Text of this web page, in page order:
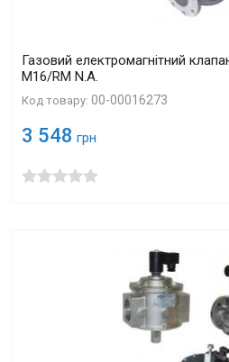
Газовий електромагнітний
M16/RM N.A.
Код товару:00-00016273
3 548 грн